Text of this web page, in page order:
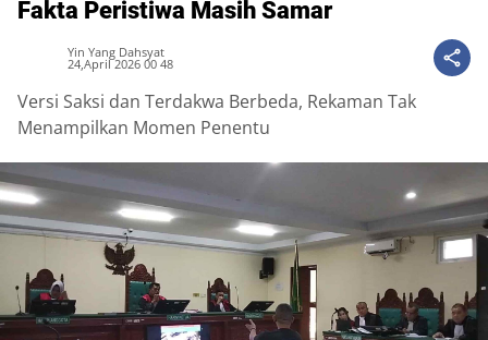
Fakta Peristiwa Masih Samar
Yin Yang Dahsyat
24,April 2026 00 48
Versi Saksi dan Terdakwa Berbeda, Rekaman Tak
Menampilkan Momen Penentu